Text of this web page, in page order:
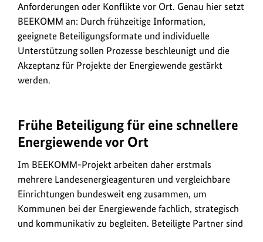
Windenergie
und
Freiflächen-
Photovoltaik
zu
beschleunigen
Akzeptanz
Erneuerbarer
vor
Ort
zu
erhöhen.
Anforderungen oder Konflikte vor Ort. Genau hier setzt
BEEKOMM an: Durch frühzeitige Information,
geeignete Beteiligungsformate und individuelle
Unterstützung sollen Prozesse beschleunigt und die
Akzeptanz für Projekte der Energiewende gestärkt
werden.
Frühe Beteiligung für eine schnellere
Energiewende vor Ort
Im BEEKOMM-Projekt arbeiten daher erstmals
mehrere Landesenergieagenturen und vergleichbare
Einrichtungen bundesweit eng zusammen, um
Kommunen bei der Energiewende fachlich, strategisch
und kommunikativ zu begleiten. Beteiligte Partner sind